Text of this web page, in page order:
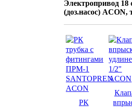
Электропривод
(доз.насос) ACON,
РК